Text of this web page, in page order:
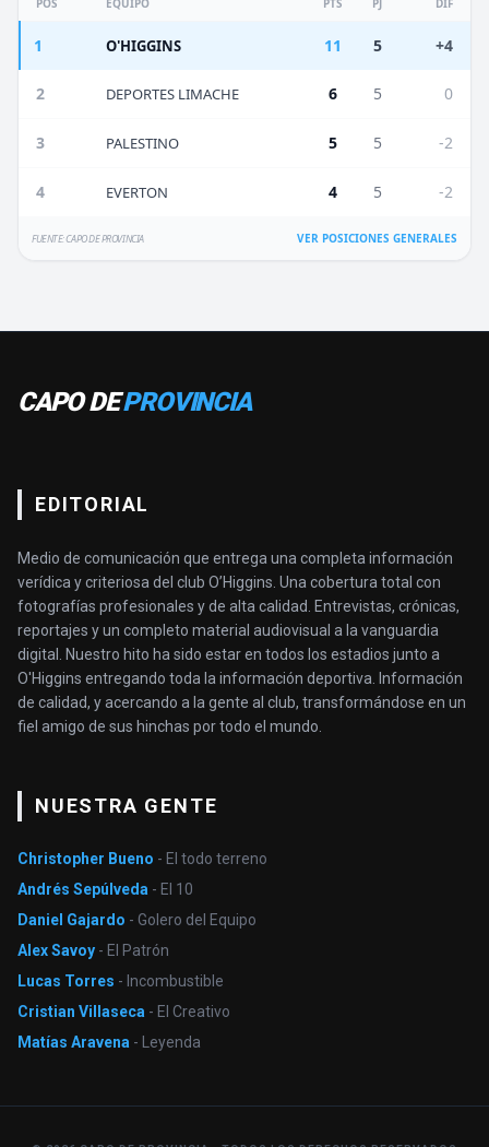
POS EQUIPO PTS PJ DIF
1 O'HIGGINS 11 5 +4
2 DEPORTES LIMACHE 6 5 0
3 PALESTINO 5 5 -2
4 EVERTON 4 5 -2
FUENTE: CAPO DE PROVINCIA VER POSICIONES GENERALES
CAPO DEPROVINCIA
EDITORIAL
Medio de comunicación que entrega una completa información
verídica y criteriosa del club O’Higgins. Una cobertura total con
fotografías profesionales y de alta calidad. Entrevistas, crónicas,
reportajes y un completo material audiovisual a la vanguardia
digital. Nuestro hito ha sido estar en todos los estadios junto a
O'Higgins entregando toda la información deportiva. Información
de calidad, y acercando a la gente al club, transformándose en un
fiel amigo de sus hinchas por todo el mundo.
NUESTRA GENTE
Christopher Bueno - El todo terreno
Andrés Sepúlveda - El 10
Daniel Gajardo - Golero del Equipo
Alex Savoy - El Patrón
Lucas Torres - Incombustible
Cristian Villaseca - El Creativo
Matías Aravena - Leyenda